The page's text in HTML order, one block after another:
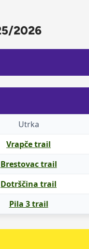
2026
Utrka
Vrapče trail
Brestovac trail
Dotrščina trail
Pila 3 trail